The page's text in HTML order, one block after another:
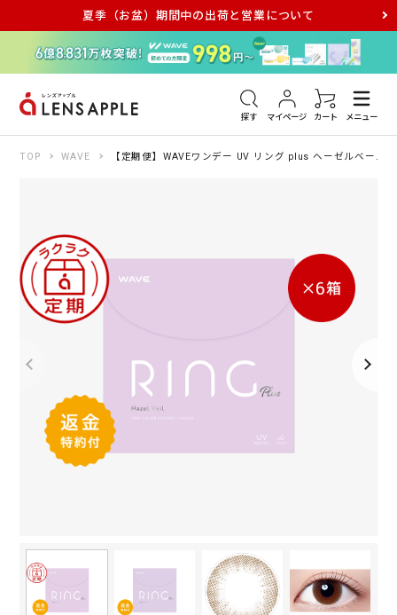
夏季（お盆）期間中の出荷と営業について
探す マイページ カート メニュー
アキュビュー メダリスト メガネ
TOP WAVE 【定期便】WAVEワンデー UV リング plus ヘーゼルベール